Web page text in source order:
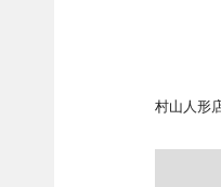
村山人形